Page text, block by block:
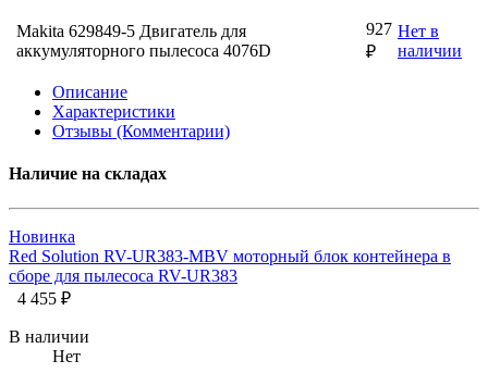
Makita 629849-5 Двигатель для
аккумуляторного пылесоса 4076D
927
₽
Нет в
наличии
Описание
Характеристики
Отзывы (Комментарии)
Наличие на складах
Новинка
Red Solution RV-UR383-MBV моторный блок контейнера в
сборе для пылесоса RV-UR383
4 455 ₽
В наличии
Нет